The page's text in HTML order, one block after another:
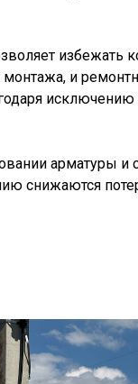
избежать
монтажа, и
арматуры
снижаются